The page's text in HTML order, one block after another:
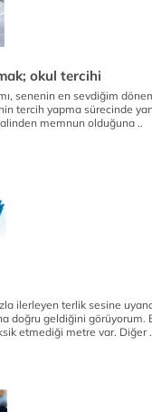
okul tercihi
senenin en sevdiğim
tercih yapma sürecinde
memnun olduğuna ..
ilerleyen terlik sesine
doğru geldiğini görüyorum.
etmediği metre var. Diğer